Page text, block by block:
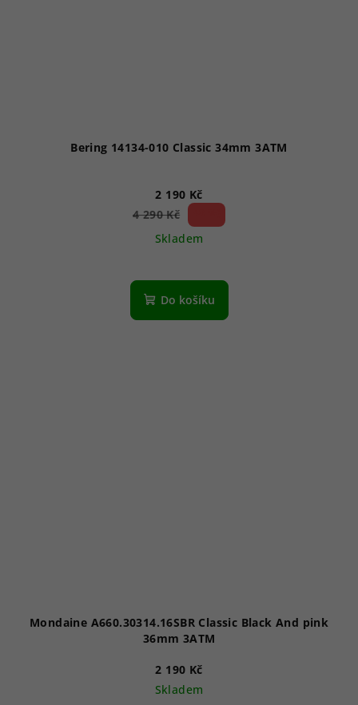
Bering 14134-010 Classic 34mm 3ATM
2 190 Kč
4 290 Kč
Skladem
Do košíku
Mondaine A660.30314.16SBR Classic Black And pink
36mm 3ATM
2 190 Kč
Skladem